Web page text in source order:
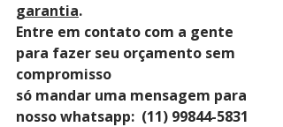
garantia.
Entre em contato com a gente
para fazer seu orçamento sem
compromisso
só mandar uma mensagem para
nosso whatsapp:  (11) 99844-5831